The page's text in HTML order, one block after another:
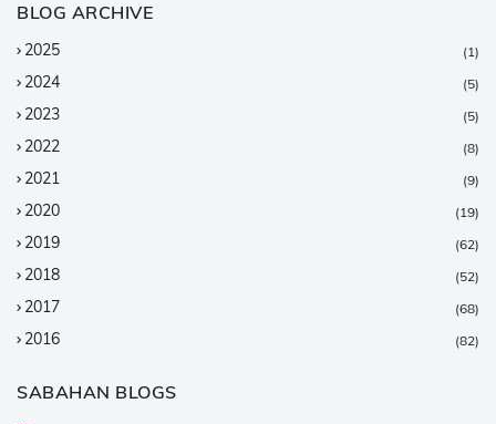
BLOG ARCHIVE
2025 (1)
2024 (5)
2023 (5)
2022 (8)
2021 (9)
2020 (19)
2019 (62)
2018 (52)
2017 (68)
2016 (82)
2014
SABAHAN BLOGS